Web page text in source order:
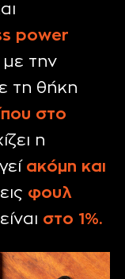
power
την
τη θήκη
στο
η
ακόμη και
φουλ
στο 1%.